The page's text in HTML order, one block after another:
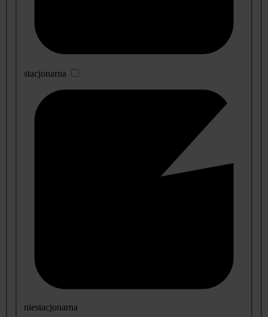
stacjonarna
niestacjonarna